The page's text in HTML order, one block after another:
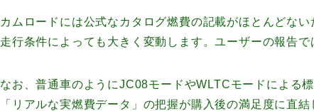
カムロードには公式なカタログ燃費の記載がほとんどな
走行条件によっても大きく変動します。ユーザーの報告
なお、普通車のようにJC08モードやWLTCモードによる
「リアルな実燃費データ」の把握が購入後の満足度に直結